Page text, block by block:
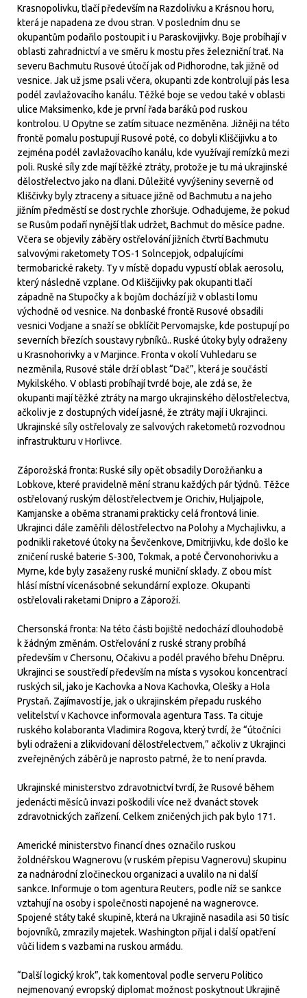
Krasnopolivku, tlačí především na Razdolivku a Krásnou horu,
která je napadena ze dvou stran. V posledním dnu se
okupantům podařilo postoupit i u Paraskovijivky. Boje probíhají v
oblasti zahradnictví a ve směru k mostu přes železniční trať. Na
severu Bachmutu Rusové útočí jak od Pidhorodne, tak jižně od
vesnice. Jak už jsme psali včera, okupanti zde kontrolují pás lesa
podél zavlažovacího kanálu. Těžké boje se vedou také v oblasti
ulice Maksimenko, kde je první řada baráků pod ruskou
kontrolou. U Opytne se zatím situace nezměněna. Jižněji na této
frontě pomalu postupují Rusové poté, co dobyli Kliščijivku a to
zejména podél zavlažovacího kanálu, kde využívají remízků mezi
poli. Ruské síly zde mají těžké ztráty, protože je tu má ukrajinské
dělostřelectvo jako na dlani. Důležité vyvýšeniny severně od
Kliščivky byly ztraceny a situace jižně od Bachmutu a na jeho
jižním předměstí se dost rychle zhoršuje. Odhadujeme, že pokud
se Rusům podaří nynější tlak udržet, Bachmut do měsíce padne.
Včera se objevily záběry ostřelování jižních čtvrtí Bachmutu
salvovými raketomety TOS-1 Solncepjok, odpalujícími
termobarické rakety. Ty v místě dopadu vypustí oblak aerosolu,
který následně vzplane. Od Kliščijivky pak okupanti tlačí
západně na Stupočky a k bojům dochází již v oblasti lomu
východně od vesnice. Na donbaské frontě Rusové obsadili
vesnici Vodjane a snaží se obklíčit Pervomajske, kde postupují po
severních březích soustavy rybníků.. Ruské útoky byly odraženy
u Krasnohorivky a v Marjince. Fronta v okolí Vuhledaru se
nezměnila, Rusové stále drží oblast “Dač”, která je součástí
Mykilského. V oblasti probíhají tvrdé boje, ale zdá se, že
okupanti mají těžké ztráty na margo ukrajinského dělostřelectva,
ačkoliv je z dostupných videí jasné, že ztráty mají i Ukrajinci.
Ukrajinské síly ostřelovaly ze salvových raketometů rozvodnou
infrastrukturu v Horlivce.
Záporožská fronta: Ruské síly opět obsadily Dorožňanku a
Lobkove, které pravidelně mění stranu každých pár týdnů. Těžce
ostřelovaný ruským dělostřelectvem je Orichiv, Huljajpole,
Kamjanske a oběma stranami prakticky celá frontová linie.
Ukrajinci dále zaměřili dělostřelectvo na Polohy a Mychajlivku, a
podnikli raketové útoky na Ševčenkove, Dmitrijivku, kde došlo ke
zničení ruské baterie S-300, Tokmak, a poté Červonohorivku a
Myrne, kde byly zasaženy ruské muniční sklady. Z obou míst
hlásí místní vícenásobné sekundární exploze. Okupanti
ostřelovali raketami Dnipro a Záporoží.
Chersonská fronta: Na této části bojiště nedochází dlouhodobě
k žádným změnám. Ostřelování z ruské strany probíhá
především v Chersonu, Očakivu a podél pravého břehu Dněpru.
Ukrajinci se soustředí především na místa s vysokou koncentrací
ruských sil, jako je Kachovka a Nova Kachovka, Olešky a Hola
Prystaň. Zajímavostí je, jak o ukrajinském přepadu ruského
velitelství v Kachovce informovala agentura Tass. Ta cituje
ruského kolaboranta Vladimira Rogova, který tvrdí, že “útočníci
byli odraženi a zlikvidovaní dělostřelectvem,” ačkoliv z Ukrajinci
zveřejněných záběrů je naprosto patrné, že to není pravda.
Ukrajinské ministerstvo zdravotnictví tvrdí, že Rusové během
jedenácti měsíců invazi poškodili více než dvanáct stovek
zdravotnických zařízení. Celkem zničených jich pak bylo 171.
Americké ministerstvo financí dnes označilo ruskou
žoldnéřskou Wagnerovu (v ruském přepisu Vagnerovu) skupinu
za nadnárodní zločineckou organizaci a uvalilo na ni další
sankce. Informuje o tom agentura Reuters, podle níž se sankce
vztahují na osoby i společnosti napojené na wagnerovce.
Spojené státy také skupině, která na Ukrajině nasadila asi 50 tisíc
bojovníků, zmrazily majetek. Washington přijal i další opatření
vůči lidem s vazbami na ruskou armádu.
“Další logický krok”, tak komentoval podle serveru Politico
nejmenovaný evropský diplomat možnost poskytnout Ukrajině